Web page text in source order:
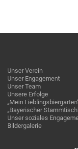
Unser Verein
Unser Engagement
Unser Team
Unsere Erfolge
„Mein
„Bayerischer
Unser soziales
Bildergalerie